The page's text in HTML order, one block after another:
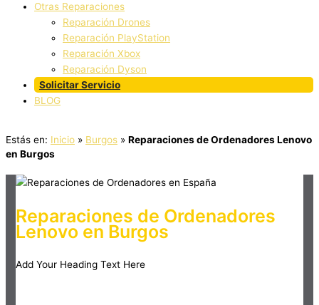
Otras Reparaciones
Reparación Drones
Reparación PlayStation
Reparación Xbox
Reparación Dyson
Solicitar Servicio
BLOG
Estás en: Inicio » Burgos » Reparaciones de Ordenadores Lenovo
en Burgos
Reparaciones de Ordenadores
Lenovo en Burgos
Add Your Heading Text Here